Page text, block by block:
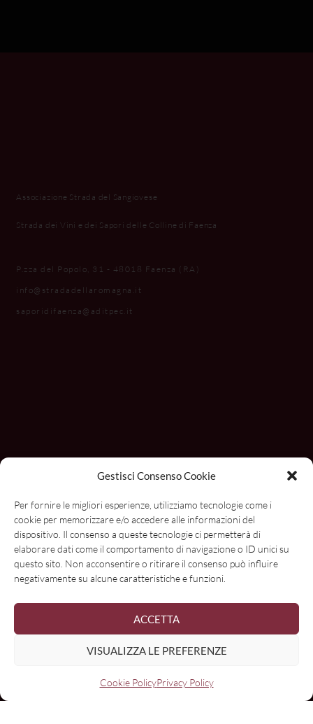
Gestisci Consenso Cookie
Per fornire le migliori esperienze, utilizziamo tecnologie come i
cookie per memorizzare e/o accedere alle informazioni del
dispositivo. Il consenso a queste tecnologie ci permetterà di
elaborare dati come il comportamento di navigazione o ID unici su
questo sito. Non acconsentire o ritirare il consenso può influire
negativamente su alcune caratteristiche e funzioni.
ACCETTA
VISUALIZZA LE PREFERENZE
Cookie PolicyPrivacy Policy
Associazione Strada del Sangiovese
Strada dei Vini e dei Sapori delle Colline di Faenza
P.zza del Popolo, 31 - 48018 Faenza (RA)
info@stradadellaromagna.it
saporidifaenza@aditpec.it
Con il contributo di